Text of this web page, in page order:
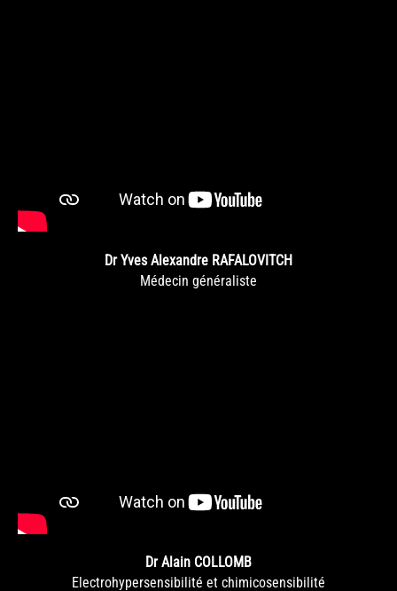
Dr Yves Alexandre RAFALOVITCH
Médecin généraliste
Dr Alain COLLOMB
Electrohypersensibilité et chimicosensibilité